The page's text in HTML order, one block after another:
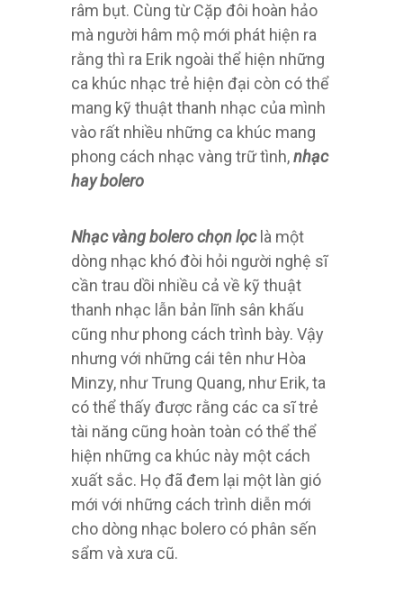
râm bụt. Cùng từ Cặp đôi hoàn hảo
mà người hâm mộ mới phát hiện ra
rằng thì ra Erik ngoài thể hiện những
ca khúc nhạc trẻ hiện đại còn có thể
mang kỹ thuật thanh nhạc của mình
vào rất nhiều những ca khúc mang
phong cách nhạc vàng trữ tình,nhạc
hay bolero
Nhạc vàng bolero chọn lọclà một
dòng nhạc khó đòi hỏi người nghệ sĩ
cần trau dồi nhiều cả về kỹ thuật
thanh nhạc lẫn bản lĩnh sân khấu
cũng như phong cách trình bày. Vậy
nhưng với những cái tên như Hòa
Minzy, như Trung Quang, như Erik, ta
có thể thấy được rằng các ca sĩ trẻ
tài năng cũng hoàn toàn có thể thể
hiện những ca khúc này một cách
xuất sắc. Họ đã đem lại một làn gió
mới với những cách trình diễn mới
cho dòng nhạc bolero có phân sến
sẩm và xưa cũ.